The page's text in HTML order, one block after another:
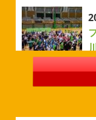
みなさんこんにち
続いていますがい
運動する機会が少